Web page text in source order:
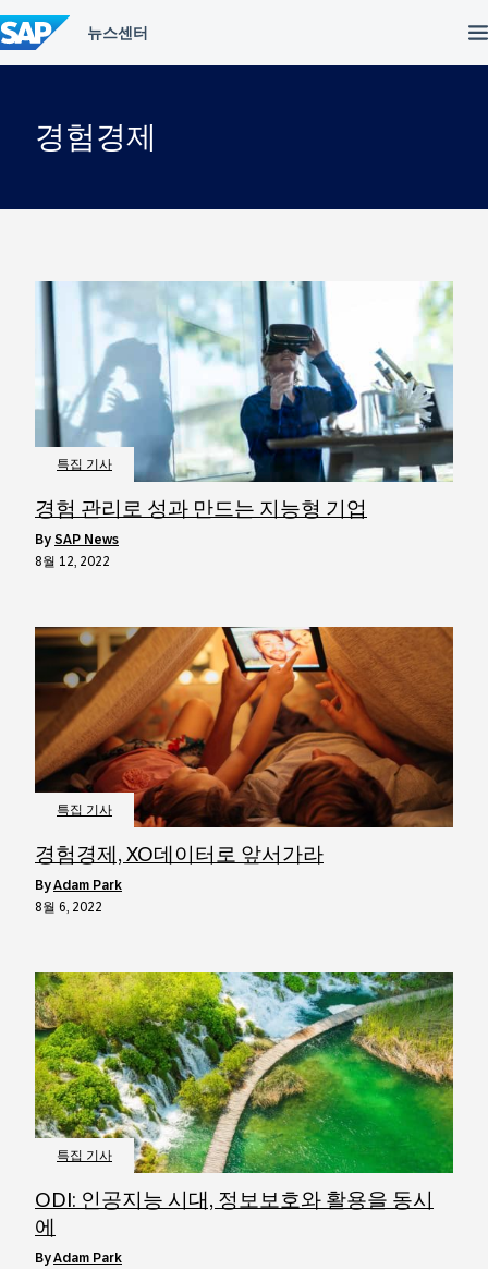
텐
츠
건
경험경제
특집 기사
경험 관리로 성과 만드는 지능형 기업
by SAP News
8월 12, 2022
특집 기사
경험경제, XO데이터로 앞서가라
byAdam Park
8월 6, 2022
특집 기사
ODI: 인공지능 시대, 정보보호와 활용을 동시
에
byAdam Park